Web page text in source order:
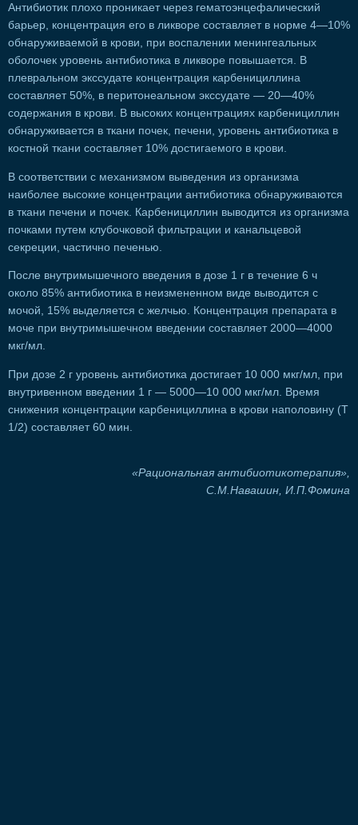
Антибиотик плохо проникает через гематоэнцефалический
барьер, концентрация его в ликворе составляет в норме 4—10%
обнаруживаемой в крови, при воспалении менингеальных
оболочек уровень антибиотика в ликворе повышается. В
плевральном экссудате концентрация карбенициллина
составляет 50%, в перитонеальном экссудате — 20—40%
содержания в крови. В высоких концентрациях карбенициллин
обнаруживается в ткани почек, печени, уровень антибиотика в
костной ткани составляет 10% достигаемого в крови.
В соответствии с механизмом выведения из организма
наиболее высокие концентрации антибиотика обнаруживаются
в ткани печени и почек. Карбенициллин выводится из организма
почками путем клубочковой фильтрации и канальцевой
секреции, частично печенью.
После внутримышечного введения в дозе 1 г в течение 6 ч
около 85% антибиотика в неизмененном виде выводится с
мочой, 15% выделяется с желчью. Концентрация препарата в
моче при внутримышечном введении составляет 2000—4000
мкг/мл.
При дозе 2 г уровень антибиотика достигает 10 000 мкг/мл, при
внутривенном введении 1 г — 5000—10 000 мкг/мл. Время
снижения концентрации карбенициллина в крови наполовину (Т
1/2) составляет 60 мин.
«Рациональная антибиотикотерапия»,
С.М.Навашин, И.П.Фомина